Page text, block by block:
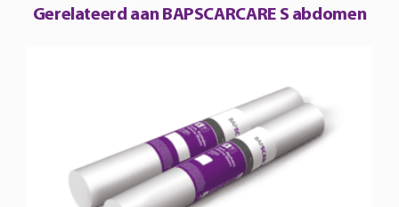
Gerelateerd aan BAPSCARCARE S abdomen